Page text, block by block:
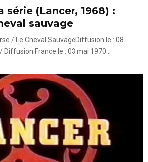
série (Lancer, 1968) :
sauvage
/ Le Cheval SauvageDiffusion le : 08
Diffusion France le : 03 mai 1970...